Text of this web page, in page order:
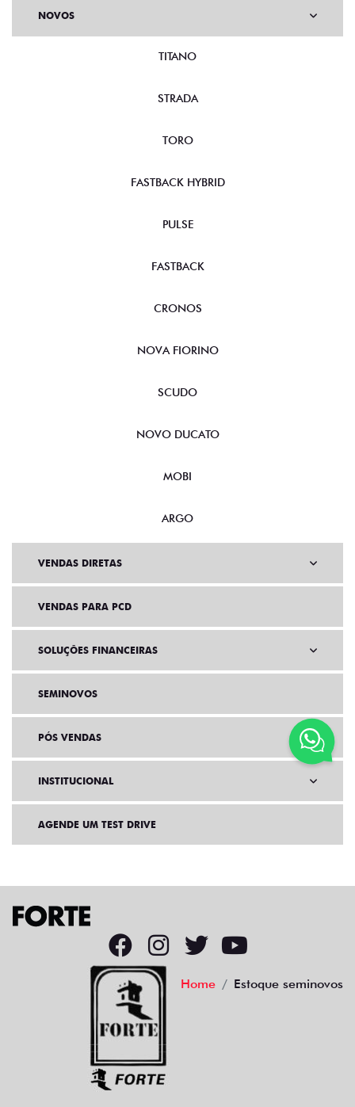
NOVOS
TITANO
STRADA
TORO
FASTBACK HYBRID
PULSE
FASTBACK
CRONOS
NOVA FIORINO
SCUDO
NOVO DUCATO
MOBI
ARGO
VENDAS DIRETAS
VENDAS PARA PCD
SOLUÇÕES FINANCEIRAS
SEMINOVOS
PÓS VENDAS
INSTITUCIONAL
AGENDE UM TEST DRIVE
Home Estoque seminovos